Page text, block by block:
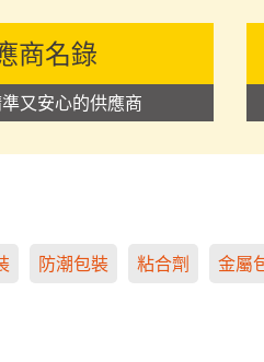
商名錄
又安心的供應商
防潮包裝 粘合劑 金屬